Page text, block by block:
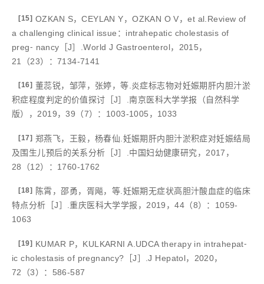
[15] OZKAN S，CEYLAN Y，OZKAN O V，et al.Review of
a challenging clinical issue：intrahepatic cholestasis of
preg⁃ nancy［J］.World J Gastroenterol，2015，
21（23）：7134-7141
[16] 董蕊锐，邹萍，张婷，等.炎症标志物对妊娠期肝内胆汁淤
积症程度判定的价值探讨［J］.南京医科大学学报（自然科学
版），2019，39（7）：1003-1005，1033
[17] 郑燕飞，王毅，杨春仙.妊娠期肝内胆汁淤积症对妊娠结局
及围生儿预后的关系分析［J］.中国妇幼健康研究，2017，
28（12）：1760-1762
[18]
陈霄，邵勇，胥飚，等.妊娠期无症状高胆汁酸血症的临床
特点分析［J］.重庆医科大学学报，2019，44（8）：1059-
1063
[19] KUMAR P，KULKARNI A.UDCA therapy in intrahepat⁃
ic cholestasis of pregnancy?［J］.J Hepatol，2020，
72（3）：586-587